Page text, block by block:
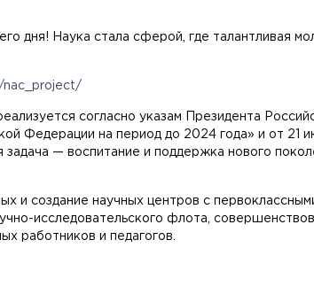
дня! Наука стала сферой, где талантливая
nac_project/
согласно указам Президента
Федерации на период до 2024 года» и от 21
— воспитание и поддержка нового
и создание научных центров с
исследовательского флота,
работников и педагогов.